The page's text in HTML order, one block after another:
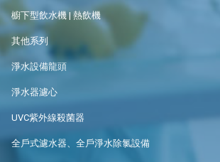
櫥下型飲水機 | 熱飲機
其他系列
淨水設備龍頭
淨水器濾心
UVC紫外線殺菌器
全戶式濾水器、全戶淨水除氯設備